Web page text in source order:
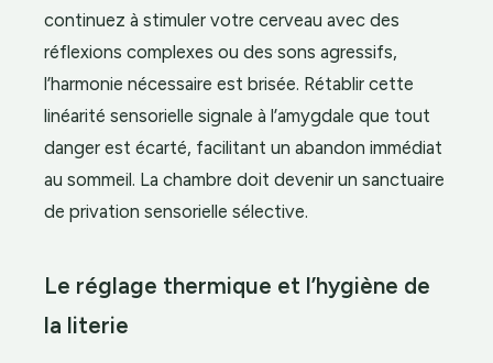
continuez à stimuler votre cerveau avec des
réflexions complexes ou des sons agressifs,
l’harmonie nécessaire est brisée. Rétablir cette
linéarité sensorielle signale à l’amygdale que tout
danger est écarté, facilitant un abandon immédiat
au sommeil. La chambre doit devenir un sanctuaire
de privation sensorielle sélective.
Le réglage thermique et l’hygiène de
la literie